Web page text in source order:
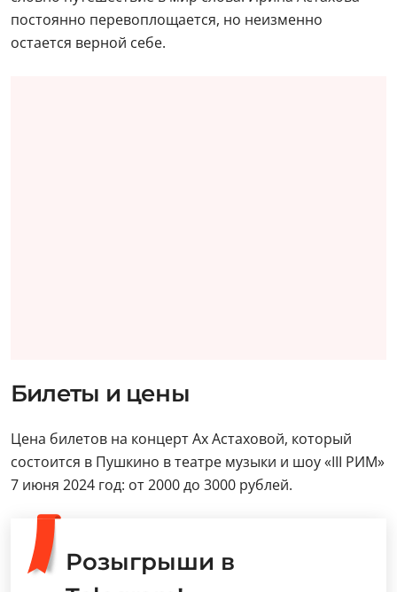
постоянно перевоплощается, но неизменно
остается верной себе.
Билеты и цены
Цена билетов на концерт Ах Астаховой, который
состоится в Пушкино в театре музыки и шоу «III РИМ»
7 июня 2024 год: от 2000 до 3000 рублей.
Розыгрыши в